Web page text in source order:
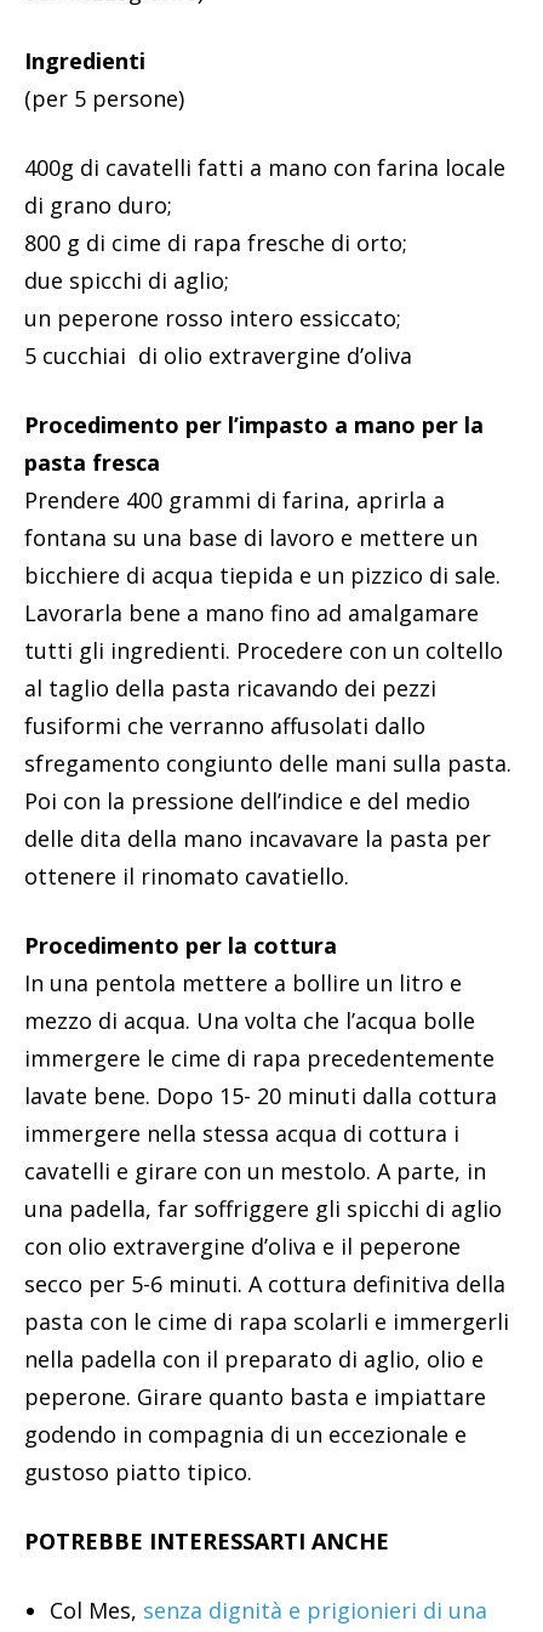
Ingredienti
(per 5 persone)
400g di cavatelli fatti a mano con farina locale
di grano duro;
800 g di cime di rapa fresche di orto;
due spicchi di aglio;
un peperone rosso intero essiccato;
5 cucchiai di olio extravergine d’oliva
Procedimento per l’impasto a mano per la
pasta fresca
Prendere 400 grammi di farina, aprirla a
fontana su una base di lavoro e mettere un
bicchiere di acqua tiepida e un pizzico di sale.
Lavorarla bene a mano fino ad amalgamare
tutti gli ingredienti. Procedere con un coltello
al taglio della pasta ricavando dei pezzi
fusiformi che verranno affusolati dallo
sfregamento congiunto delle mani sulla pasta.
Poi con la pressione dell’indice e del medio
delle dita della mano incavavare la pasta per
ottenere il rinomato cavatiello.
Procedimento per la cottura
In una pentola mettere a bollire un litro e
mezzo di acqua. Una volta che l’acqua bolle
immergere le cime di rapa precedentemente
lavate bene. Dopo 15- 20 minuti dalla cottura
immergere nella stessa acqua di cottura i
cavatelli e girare con un mestolo. A parte, in
una padella, far soffriggere gli spicchi di aglio
con olio extravergine d’oliva e il peperone
secco per 5-6 minuti. A cottura definitiva della
pasta con le cime di rapa scolarli e immergerli
nella padella con il preparato di aglio, olio e
peperone. Girare quanto basta e impiattare
godendo in compagnia di un eccezionale e
gustoso piatto tipico.
POTREBBE INTERESSARTI ANCHE
Col Mes, senza dignità e prigionieri di una